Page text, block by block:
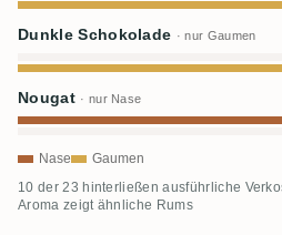
Dunkle Schokolade · nur Gaumen
Nougat · nur Nase
Nase Gaumen
10 der 23 hinterließen ausführliche
Aroma zeigt ähnliche Rums